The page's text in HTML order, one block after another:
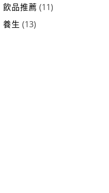
飲品推薦 (11)
養生 (13)